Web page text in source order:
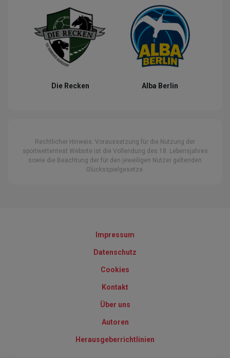
Die Recken Alba Berlin
Rechtlicher Hinweis: Voraussetzung für die Nutzung der
sportwettentest Website ist die Vollendung des 18. Lebensjahres
sowie die Beachtung der für den jeweiligen Nutzer geltenden
Glücksspielgesetze.
Impressum
Datenschutz
Cookies
Kontakt
Über uns
Autoren
Herausgeberrichtlinien